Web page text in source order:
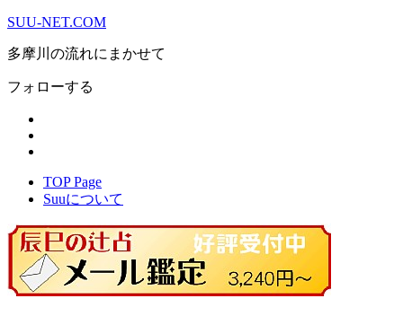
SUU-NET.COM
多摩川の流れにまかせて
フォローする
TOP Page
Suuについて